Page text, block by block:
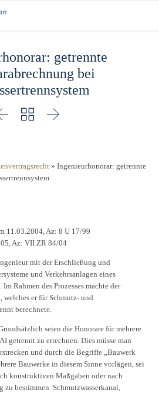
getrennte
bei
 
» Ingenieurhonorar: getrennte
11.03.2004, Az: 8 U 17/99
Az: VII ZR 84/04
mit der Erschließung und
und Verkehrsanlagen eines
Rahmen des Prozesses machte der
er für Schmutz- und
berechnete.
seien die Honorare für mehrere
getrennt zu errechnen. Dies müsse man
und durch die Begriffe „Bauwerk
Bauwerke in diesem Sinne vorlägen, sei
konstruktiven Maßgaben oder nach
zu bestimmen. Schmutzwasserkanal,